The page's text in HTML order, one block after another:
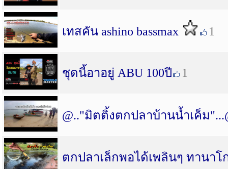
เทสคัน ashino bassmax 1
ชุดนี้อาอยู่ ABU 100ปี 1
@.."มิตติ้งตกปลาบ้านน้ำเค็ม
ตกปลาเล็กพอได้เพลินๆ ทานาโ